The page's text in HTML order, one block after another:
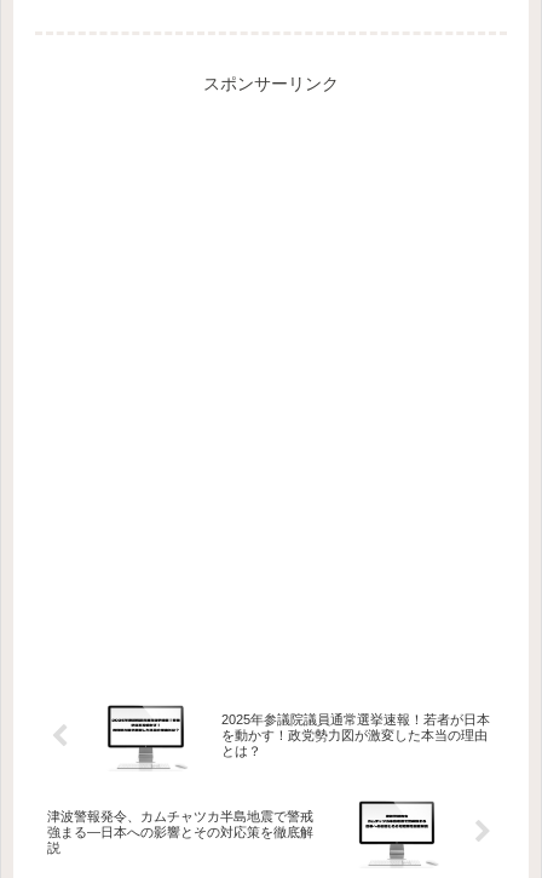
スポンサーリンク
2025年参議院議員通常選挙速報！若者が日本
を動かす！政党勢力図が激変した本当の理由
とは？
津波警報発令、カムチャツカ半島地震で警戒
強まる―日本への影響とその対応策を徹底解
説